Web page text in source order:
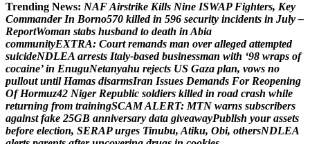
Trending News: NAFAirstrike Kills Nine ISWAP Fighters, Key
Commander In Borno570 killed in 596 security incidents in July –
ReportWoman stabs husband to death in Abia
communityEXTRA: Court remands man over alleged attempted
suicideNDLEA arrests Italy-based businessman with ‘98 wraps of
cocaine’ in EnuguNetanyahu rejects US Gaza plan, vows no
pullout until Hamas disarmsIran Issues Demands For Reopening
Of Hormuz42 Niger Republic soldiers killed in road crash while
returning from trainingSCAMALERT: MTN warns subscribers
against fake 25GB anniversary data giveawayPublish your assets
before election, SERAP urges Tinubu, Atiku, Obi, othersNDLEA